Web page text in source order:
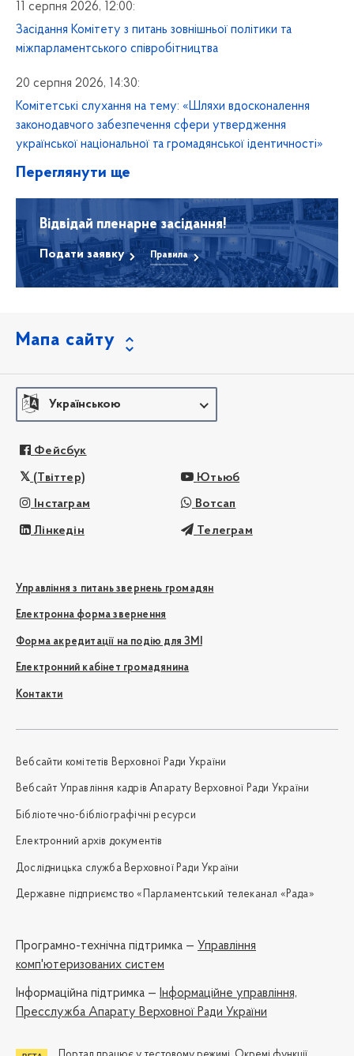
11 серпня 2026, 12:00:
Засідання Комітету з питань зовнішньої політики та
міжпарламентського співробітництва
20 серпня 2026, 14:30:
Комітетські слухання на тему: «Шляхи вдосконалення
законодавчого забезпечення сфери утвердження
української національної та громадянської ідентичності»
Переглянути ще
Відвідай пленарне засідання!
Подати заявку Правила
Мапа сайту
Українською
Фейсбук
(Твіттер) Ютьюб
Інстаграм Вотсап
Лінкедін Телеграм
Управління з питань звернень громадян
Електронна форма звернення
Форма акредитації на подію для ЗМІ
Електронний кабінет громадянина
Контакти
Вебсайти комітетів Верховної Ради України
Вебсайт Управління кадрів Апарату Верховної Ради України
Бібліотечно-бібліографічні ресурси
Електронний архів документів
Дослідницька служба Верховної Ради України
Державне підприємство «Парламентський телеканал «Рада»
Програмно-технічна підтримка — Управління
комп'ютеризованих систем
Iнформаційна підтримка — Інформаційне управління,
Пресслужба Апарату Верховної Ради України